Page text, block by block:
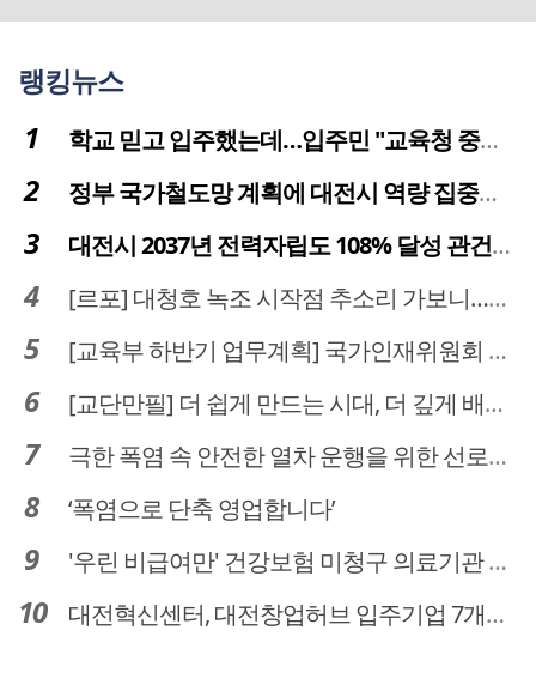
랭킹뉴스
학교 믿고 입주했는데…입주민 "교육청 중재 나서라"
정부 국가철도망 계획에 대전시 역량 집중해야
대전시 2037년 전력자립도 108% 달성 관건은 '주민 수용성'
[르포] 대청호 녹조 시작점 추소리 가보니…걷어내도 짙은 초록빛
[교육부 하반기 업무계획] 국가인재위원회 신설… 거점국립대 3곳 성장엔진·AI 분야 패키지 지원
[교단만필] 더 쉽게 만드는 시대, 더 깊게 배우는 교육
극한 폭염 속 안전한 열차 운행을 위한 선로관리
‘폭염으로 단축 영업합니다’
'우린 비급여만' 건강보험 미청구 의료기관 대전 65곳 충남 31곳
대전혁신센터, 대전창업허브 입주기업 7개사 모집